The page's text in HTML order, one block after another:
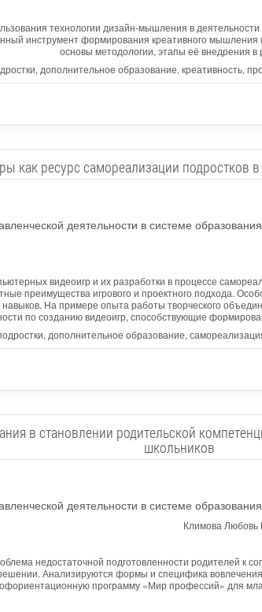
технологии дизайн-мышления в
инструмент формирования креативного
основы методологии, этапы её внедрения
дополнительное образование, креативность,
как ресурс самореализации подростков
деятельности в системе образования
видеоигр и их разработки в процессе
преимущества игрового и проектного подхода.
На примере опыта работы творческого
по созданию видеоигр, способствующие
дополнительное образование,
в становлении родительской
школьников
деятельности в системе образования
Климова Любовь
недостаточной подготовленности родителей
Анализируются формы и специфика
программу «Мир профессий» для